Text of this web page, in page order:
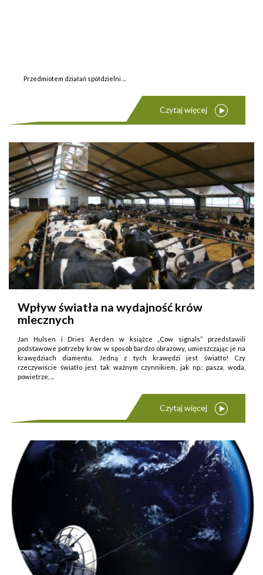
Przedmiotem działań spółdzielni ...
Czytaj więcej
Wpływ światła na wydajność krów
mlecznych
Jan Hulsen i Dries Aerden w książce „Cow signals” przedstawili
podstawowe potrzeby krów w sposób bardzo obrazowy, umieszczając je na
krawędziach diamentu. Jedną z tych krawędzi jest światło! Czy
rzeczywiście światło jest tak ważnym czynnikiem, jak np.: pasza, woda,
powietrze, ...
Czytaj więcej